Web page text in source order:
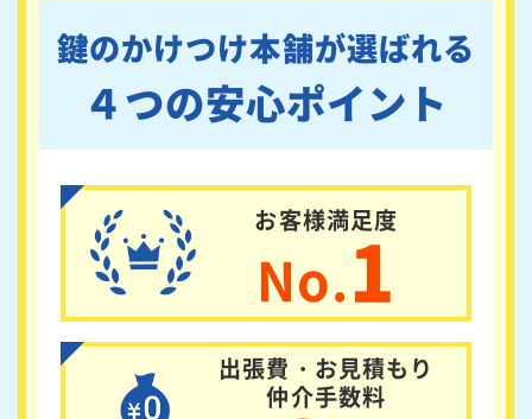
鍵のかけつけ本舗が選ばれる
４つの安心ポイント
お客様満足度
No.1
出張費・お見積もり
仲介手数料